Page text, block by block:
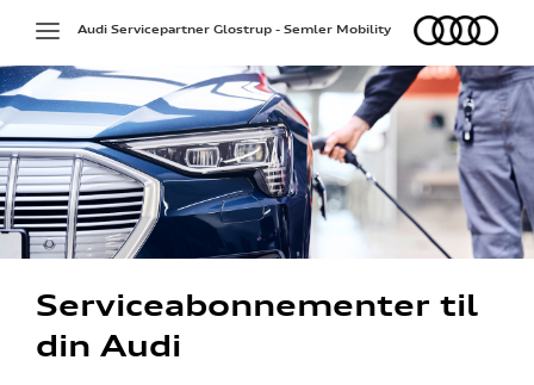
Toggle
navigation
Audi
Audi Servicepartner Glostrup - Semler Mobility
Serviceabonnementer til
din Audi